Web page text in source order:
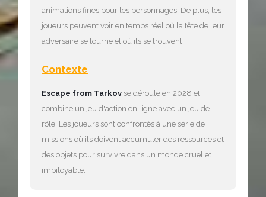
animations fines pour les personnages. De plus, les
joueurs peuvent voir en temps réel où la tête de leur
adversaire se tourne et où ils se trouvent.
Contexte
Escape from Tarkov se déroule en 2028 et
combine un jeu d'action en ligne avec un jeu de
rôle. Les joueurs sont confrontés à une série de
missions où ils doivent accumuler des ressources et
des objets pour survivre dans un monde cruel et
impitoyable.